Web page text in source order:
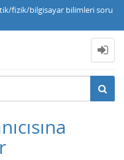
fizik/bilgisayar bilimleri soru